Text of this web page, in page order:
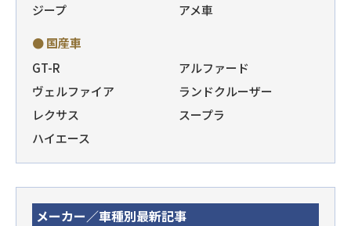
ジープ
アメ車
● 国産車
GT-R
アルファード
ヴェルファイア
ランドクルーザー
レクサス
スープラ
ハイエース
メーカー／車種別最新記事